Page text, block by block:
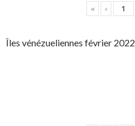
« ‹
Îles vénézueliennes février 2022